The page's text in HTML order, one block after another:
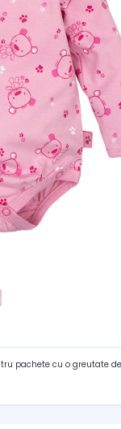
pachete cu o greutate